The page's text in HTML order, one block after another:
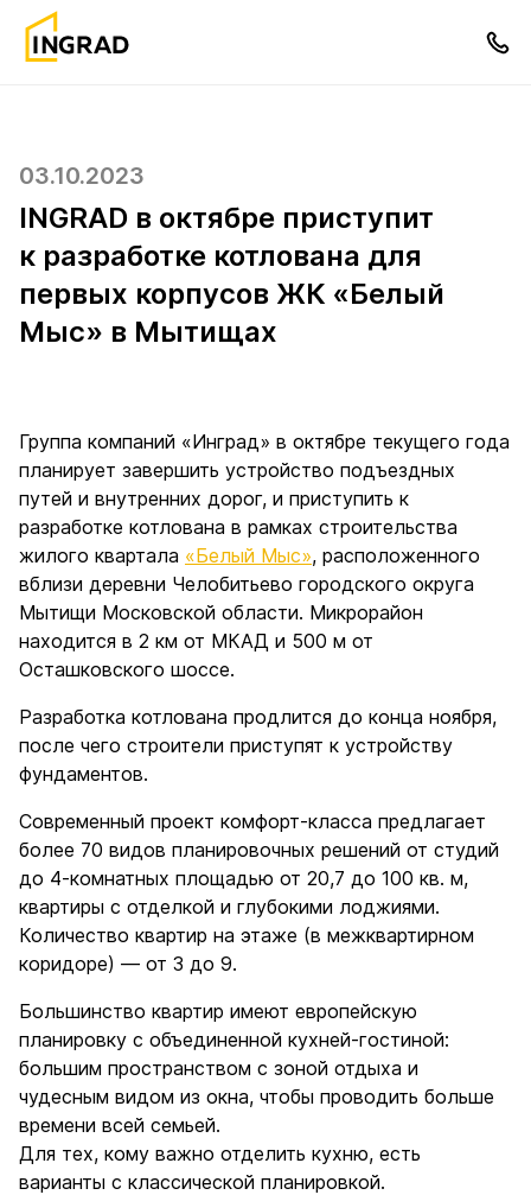
03.10.2023
INGRAD в октябре приступит
к разработке котлована для
первых корпусов ЖК «Белый
Мыс» в Мытищах
Группа компаний «Инград» в октябре текущего года
планирует завершить устройство подъездных
путей и внутренних дорог, и приступить к
разработке котлована в рамках строительства
жилого квартала «Белый Мыс», расположенного
вблизи деревни Челобитьево городского округа
Мытищи Московской области. Микрорайон
находится в 2 км от МКАД и 500 м от
Осташковского шоссе.
Разработка котлована продлится до конца ноября,
после чего строители приступят к устройству
фундаментов.
Современный проект комфорт-класса предлагает
более 70 видов планировочных решений от студий
до 4-комнатных площадью от 20,7 до 100 кв. м,
квартиры с отделкой и глубокими лоджиями.
Количество квартир на этаже (в межквартирном
коридоре) — от 3 до 9.
Большинство квартир имеют европейскую
планировку с объединенной кухней-гостиной:
большим пространством с зоной отдыха и
чудесным видом из окна, чтобы проводить больше
времени всей семьей.
Для тех, кому важно отделить кухню, есть
варианты с классической планировкой.